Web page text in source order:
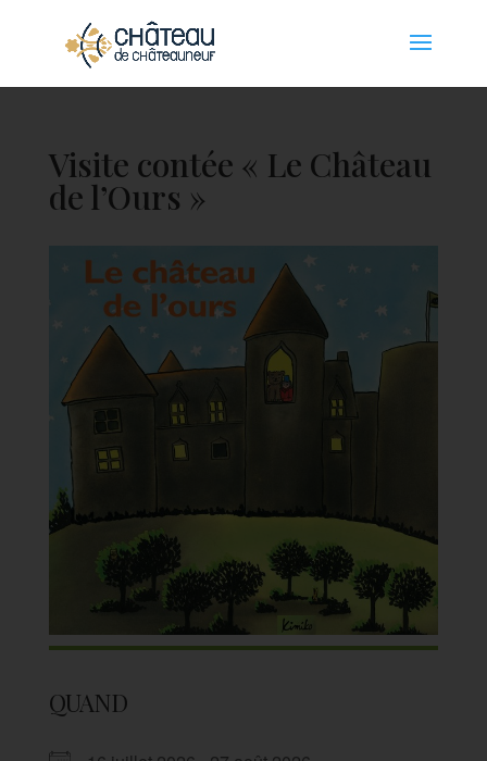
Visite contée « Le Château
de l’Ours »
QUAND